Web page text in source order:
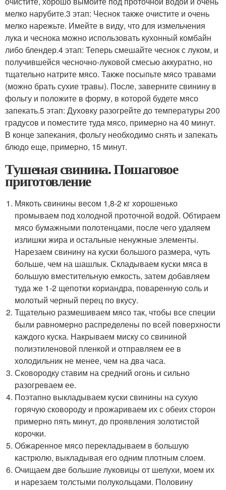
мелко нарубите.3 этап: Чеснок также очистите и очень
мелко нарежьте. Имейте в виду, что для измельчения
лука и чеснока можно использовать кухонный комбайн
либо блендер.4 этап: Теперь смешайте чеснок с луком, и
получившейся чесночно-луковой смесью аккуратно, но
тщательно натрите мясо. Также посыпьте мясо травами
(можно брать сухие травы). После, заверните свинину в
фольгу и положите в форму, в которой будете мясо
запекать.5 этап: Духовку разогрейте до температуры 200
градусов и поместите туда мясо, примерно на 40 минут.
В конце запекания, фольгу необходимо снять и запекать
блюдо еще, примерно, 15 минут.
Тушеная свинина. Пошаговое
приготовление
Мякоть свинины весом 1,8-2 кг хорошенько
промываем под холодной проточной водой. Обтираем
мясо бумажными полотенцами, после чего удаляем
излишки жира и остальные ненужные элементы.
Нарезаем свинину на куски большого размера, чуть
больше, чем на шашлык. Складываем куски мяса в
большую вместительную емкость, затем добавляем
туда же 1-2 щепотки кориандра, поваренную соль и
молотый черный перец по вкусу.
Тщательно размешиваем мясо так, чтобы все специи
были равномерно распределены по всей поверхности
каждого куска. Накрываем миску со свининой
полиэтиленовой пленкой и отправляем ее в
холодильник не менее, чем на два часа.
Сковородку ставим на средний огонь и сильно
разогреваем ее.
Поэтапно выкладываем куски свинины на сухую
горячую сковороду и прожариваем их с обеих сторон
примерно пять минут, до проявления золотистой
корочки.
Обжаренное мясо перекладываем в большую
кастрюлю, выкладывая его одним плотным слоем.
Очищаем две большие луковицы от шелухи, моем их
и нарезаем толстыми полукольцами. Половину